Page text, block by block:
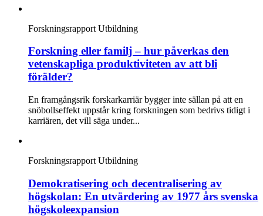
Forskningsrapport Utbildning
Forskning eller familj – hur påverkas den
vetenskapliga produktiviteten av att bli
förälder?
En framgångsrik forskarkarriär bygger inte sällan på att en
snöbollseffekt uppstår kring forskningen som bedrivs tidigt i
karriären, det vill säga under...
Forskningsrapport Utbildning
Demokratisering och decentralisering av
högskolan: En utvärdering av 1977 års svenska
högskoleexpansion